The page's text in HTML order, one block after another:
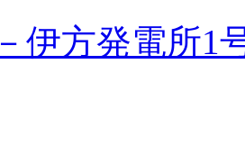
伊方発電所1